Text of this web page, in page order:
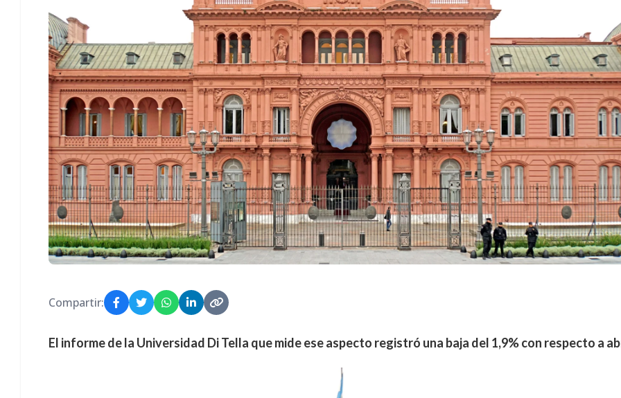
Compartir:
El informe de la Universidad Di Tella que mide ese aspecto registró una baja del 1,9% con respecto a